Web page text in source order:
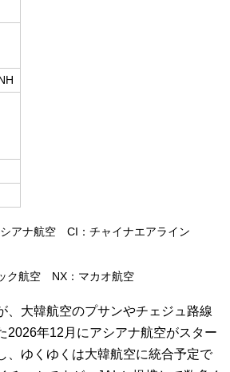
アナ航空 CI：チャイナエアライン
ク航空 NX：マカオ航空
、大韓航空のプサンやチェジュ路線
2026年12月にアシアナ航空がスター
、ゆくゆくは大韓航空に統合予定で